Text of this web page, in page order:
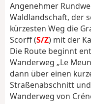
Angenehmer
Waldlandschaft, der
kürzesten Weg die
Scorff (S/Z) mit der
Die Route beginnt
Wanderweg „Le
dann über einen
Straßenabschnitt
Wanderweg von